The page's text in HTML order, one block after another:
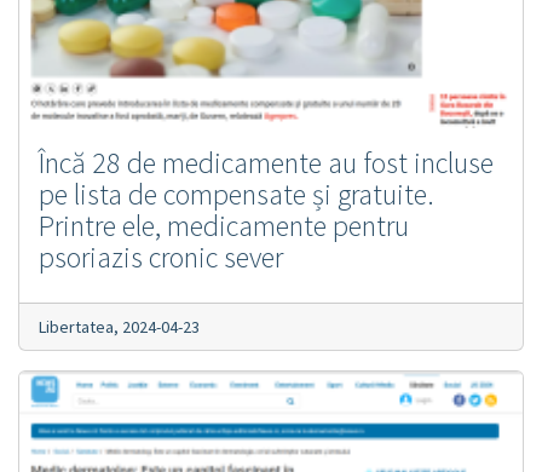
Încă 28 de medicamente au fost incluse
pe lista de compensate și gratuite.
Printre ele, medicamente pentru
psoriazis cronic sever
Libertatea, 2024-04-23